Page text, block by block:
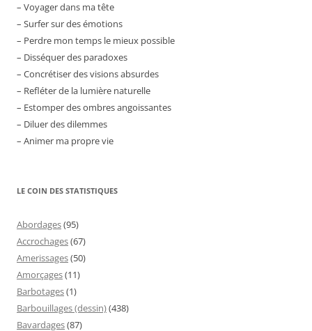
– Voyager dans ma tête
– Surfer sur des émotions
– Perdre mon temps le mieux possible
– Disséquer des paradoxes
– Concrétiser des visions absurdes
– Refléter de la lumière naturelle
– Estomper des ombres angoissantes
– Diluer des dilemmes
– Animer ma propre vie
LE COIN DES STATISTIQUES
Abordages(95)
Accrochages(67)
Amerissages(50)
Amorçages(11)
Barbotages(1)
Barbouillages (dessin)(438)
Bavardages(87)